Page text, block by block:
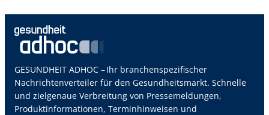
GESUNDHEIT ADHOC – Ihr branchenspezifischer
Nachrichtenverteiler für den Gesundheitsmarkt. Schnelle
und zielgenaue Verbreitung von Pressemeldungen,
Produktinformationen, Terminhinweisen und